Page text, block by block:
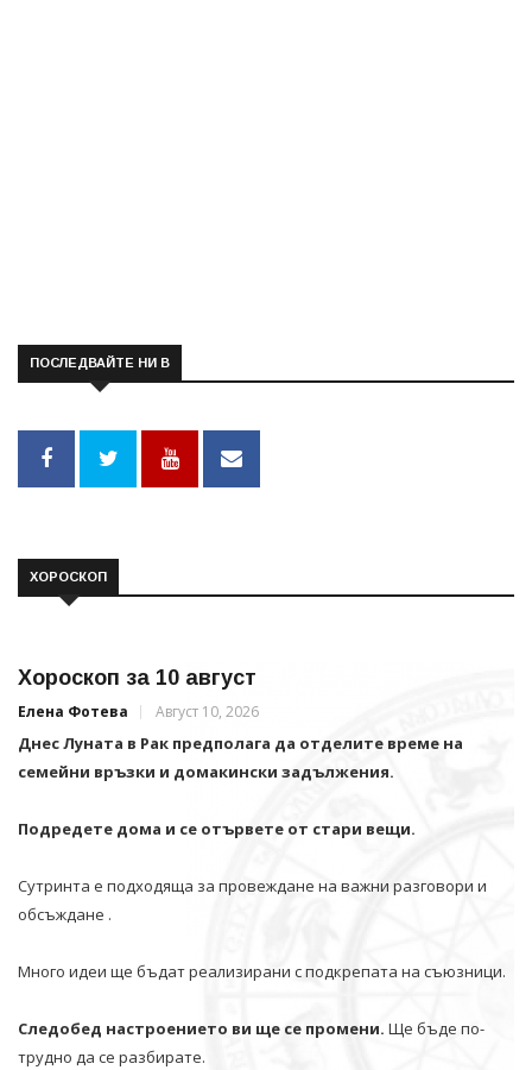
ПОСЛЕДВАЙТЕ НИ В
ХОРОСКОП
Хороскоп за 10 август
Елена Фотева Август 10, 2026
Днес Луната в Рак предполага да отделите време на
семейни връзки и домакински задължения.
Подредете дома и се отървете от стари вещи.
Сутринта е подходяща за провеждане на важни разговори и
обсъждане .
Много идеи ще бъдат реализирани с подкрепата на съюзници.
Следобед настроението ви ще се промени. Ще бъде по-
трудно да се разбирате.